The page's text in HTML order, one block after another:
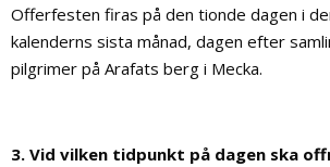
Offerfesten firas på den tionde dagen i
kalenderns sista månad, dagen efter
pilgrimer på Arafats berg i Mecka.
3. Vid vilken tidpunkt på dagen ska